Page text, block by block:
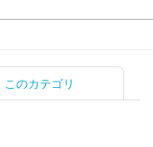
このカテゴリ